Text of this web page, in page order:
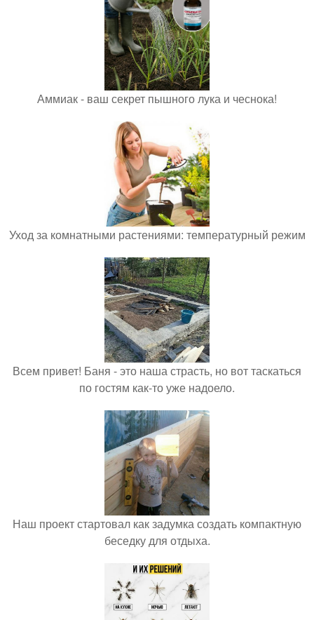
Аммиак - ваш секрет пышного лука и чеснока!
Уход за комнатными растениями: температурный режим
Всем привет! Баня - это наша страсть, но вот таскаться
по гостям как-то уже надоело.
Наш проект стартовал как задумка создать компактную
беседку для отдыха.